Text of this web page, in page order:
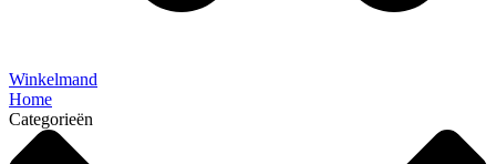
Winkelmand
Home
Categorieën